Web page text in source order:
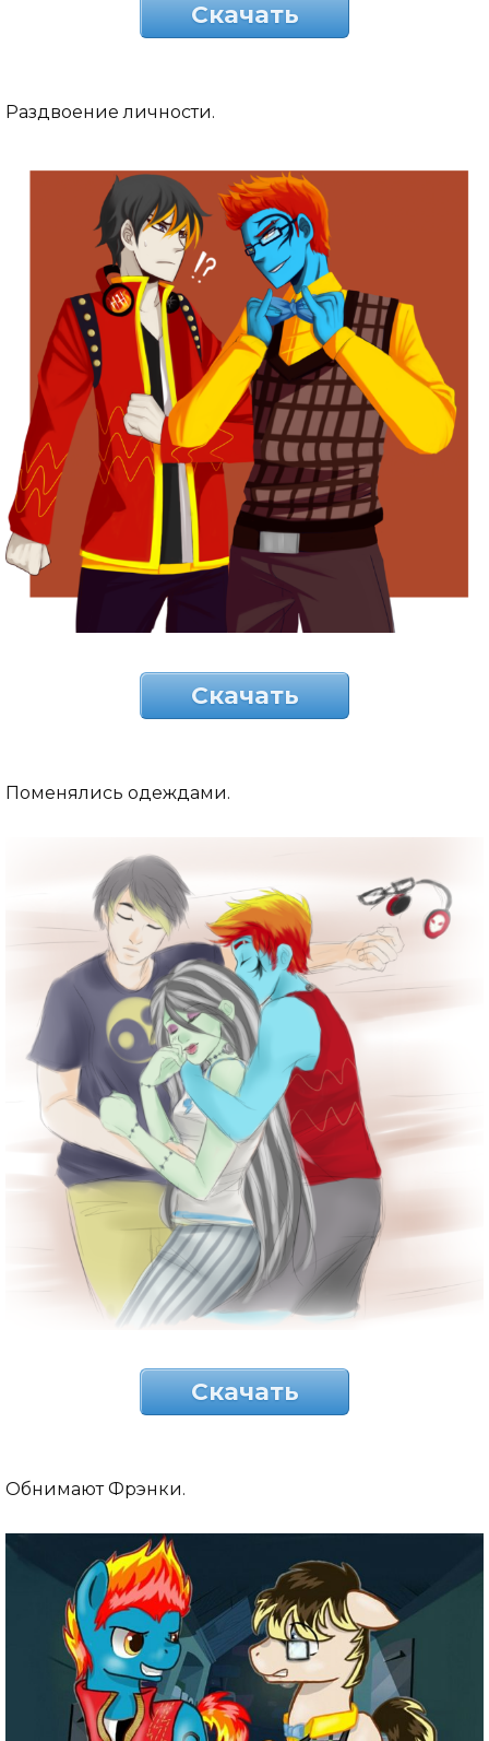
Скачать
Раздвоение личности.
Скачать
Поменялись одеждами.
Скачать
Обнимают Фрэнки.